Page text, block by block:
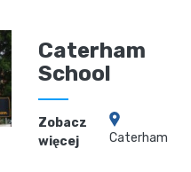
Caterham
School
Zobacz
więcej
Caterham